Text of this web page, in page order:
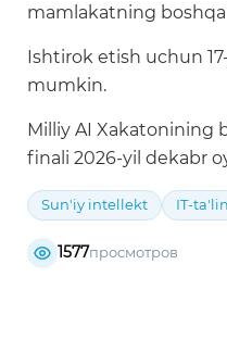
mamlakatning boshqa
Ishtirok etish uchun
mumkin.
Milliy AI Xakatonining
finali 2026-yil dekabr
Sun'iy intellekt IT-
1577просмотров